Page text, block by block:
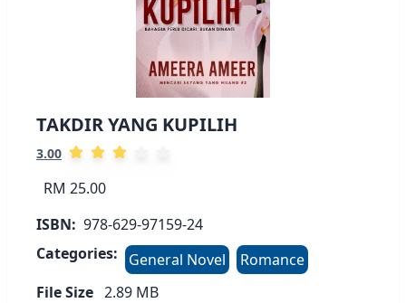
TAKDIR YANG KUPILIH
3.00
RM 25.00
ISBN: 978-629-97159-24
Categories:
General Novel
Romance
File Size 2.89 MB